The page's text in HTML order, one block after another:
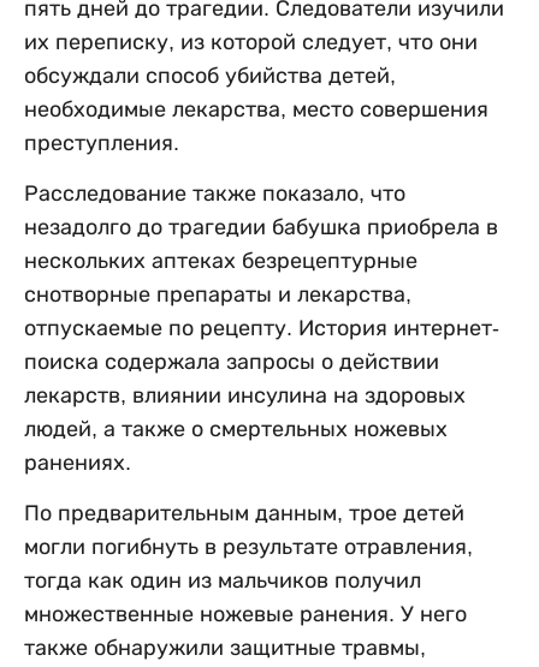
пять дней до трагедии. Следователи изучили
их переписку, из которой следует, что они
обсуждали способ убийства детей,
необходимые лекарства, место совершения
преступления.
Расследование также показало, что
незадолго до трагедии бабушка приобрела в
нескольких аптеках безрецептурные
снотворные препараты и лекарства,
отпускаемые по рецепту. История интернет-
поиска содержала запросы о действии
лекарств, влиянии инсулина на здоровых
людей, а также о смертельных ножевых
ранениях.
По предварительным данным, трое детей
могли погибнуть в результате отравления,
тогда как один из мальчиков получил
множественные ножевые ранения. У него
также обнаружили защитные травмы,